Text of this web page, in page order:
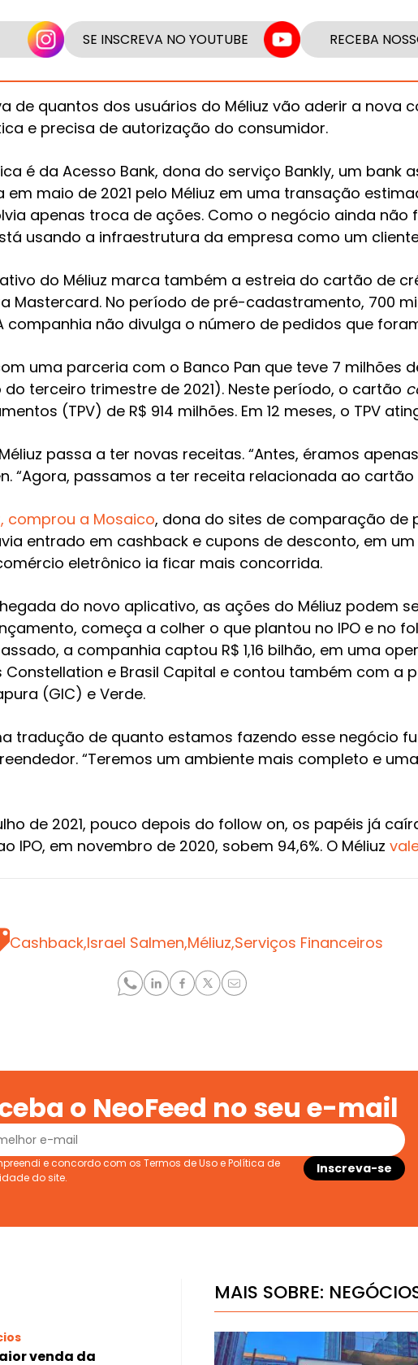
SE INSCREVA NO YOUTUBE RECEBA
de quantos dos usuários do Méliuz vão aderir a nova
e precisa de autorização do consumidor.
é da Acesso Bank, dona do serviço Bankly, um bank
maio de 2021 pelo Méliuz em uma transação
apenas troca de ações. Como o negócio ainda não
usando a infraestrutura da empresa como um
do Méliuz marca também a estreia do cartão de
Mastercard. No período de pré-cadastramento, 700
companhia não divulga o número de pedidos que
uma parceria com o Banco Pan que teve 7 milhões
terceiro trimestre de 2021). Neste período, o cartão
(TPV) de R$ 914 milhões. Em 12 meses, o TPV
passa a ter novas receitas. “Antes, éramos
“Agora, passamos a ter receita relacionada ao cartão
comprou a Mosaico, dona do sites de comparação de
entrado em cashback e cupons de desconto, em
eletrônico ia ficar mais concorrida.
do novo aplicativo, as ações do Méliuz podem
começa a colher o que plantou no IPO e no
a companhia captou R$ 1,16 bilhão, em uma
e Brasil Capital e contou também com a
(GIC) e Verde.
tradução de quanto estamos fazendo esse negócio
“Teremos um ambiente mais completo e
de 2021, pouco depois do follow on, os papéis já
IPO, em novembro de 2020, sobem 94,6%. O Méliuz
Cashback,Israel Salmen,Méliuz,Serviços Financeiros
o NeoFeed no seu e-mail
e concordo com osTermos de UsoePolítica de
do site.
venda da
MAIS SOBRE: